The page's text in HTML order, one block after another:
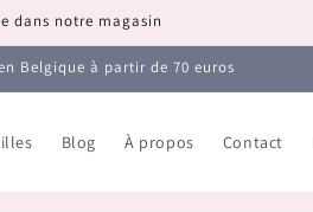
dans notre magasin
Belgique à partir de 70 euros
Blog À propos Contact